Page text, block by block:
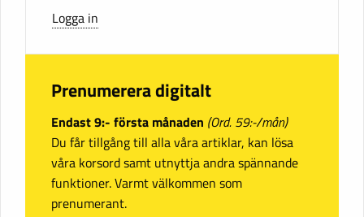
Logga in
Prenumerera digitalt
Endast 9:- första månaden (Ord. 59:-/mån)
Du får tillgång till alla våra artiklar, kan lösa
våra korsord samt utnyttja andra spännande
funktioner. Varmt välkommen som
prenumerant.